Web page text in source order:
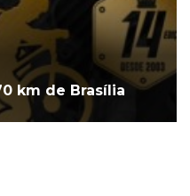
km de Brasília